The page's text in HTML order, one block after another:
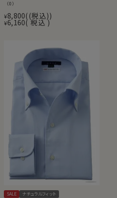
（0）
¥8,800 (税込)
¥6,160 税込
SALE ナチュラルフィット